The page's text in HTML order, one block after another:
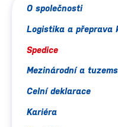
O společnosti
Logistika a přeprava
Spedice
Mezinárodní a
Celní deklarace
Kariéra